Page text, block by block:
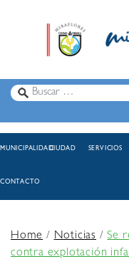
MUNICIPALIDADCIUDAD SERVICIOS
CONTACTO
Home/Noticias /Se
contra explotación